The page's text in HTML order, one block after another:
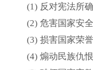
(1) 反对宪法所确
(2) 危害国家安
(3) 损害国家荣誉
(4) 煽动民族仇恨